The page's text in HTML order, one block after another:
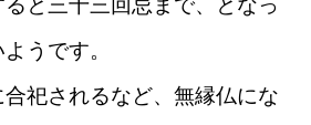
と三十三回忌まで、となっ
うです。
祀されるなど、無縁仏にな